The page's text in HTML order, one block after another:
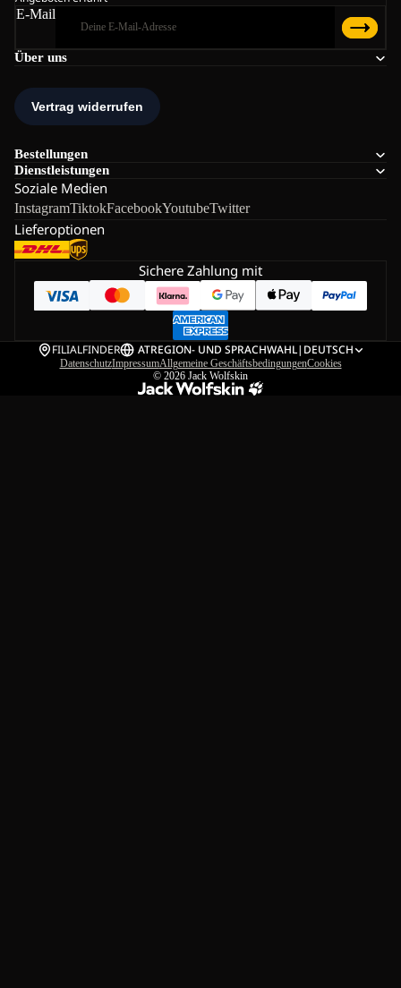
Über uns
Bestellungen
Dienstleistungen
Soziale Medien
InstagramTiktokFacebookYoutubeTwitter
Lieferoptionen
E-Mail
Sichere Zahlung mit
FILIALFINDER ATREGION- UND SPRACHWAHL| DEUTSCH
DatenschutzImpressumAllgemeine GeschäftsbedingungenCookies
© 2026 Jack Wolfskin